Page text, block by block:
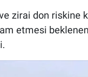
zirai don riskine
etmesi